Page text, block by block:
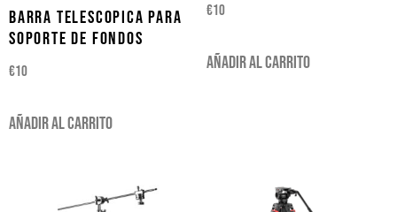
BARRA TELESCOPICA PARA
SOPORTE DE FONDOS
€10
Añadir al carrito
€10
Añadir al carrito